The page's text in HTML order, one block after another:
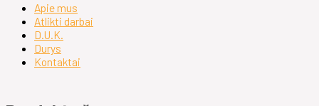
Apie mus
Atlikti darbai
D.U.K.
Durys
Kontaktai